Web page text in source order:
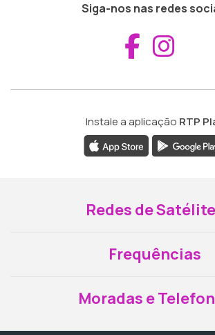
Siga-nos nas redes
Instale a aplicação RTP
Redes de
Frequências
Moradas e